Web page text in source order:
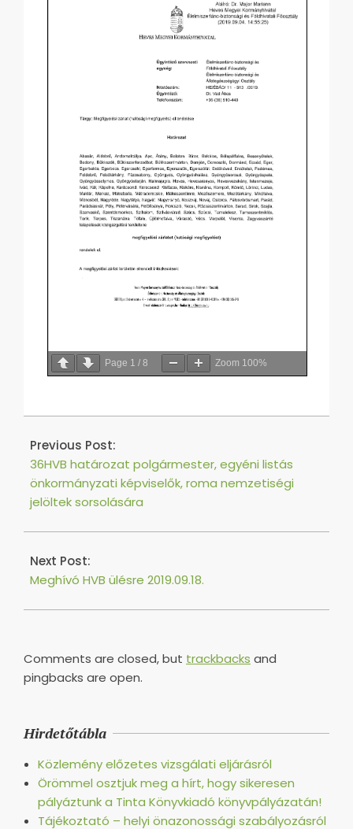
Page 1 / 8 Zoom 100%
2019-
16
Previous Post:
36HVB határozat polgármester, egyéni listás
önkormányzati képviselők, roma nemzetiségi
jelöltek sorsolására
Next Post:
Meghívó HVB ülésre 2019.09.18.
Comments are closed, but trackbacks and
pingbacks are open.
Hirdetőtábla
Közlemény előzetes vizsgálati eljárásról
Örömmel osztjuk meg a hírt, hogy sikeresen
pályáztunk a Tinta Könyvkiadó könyvpályázatán!
Tájékoztató – helyi önazonossági szabályozásról